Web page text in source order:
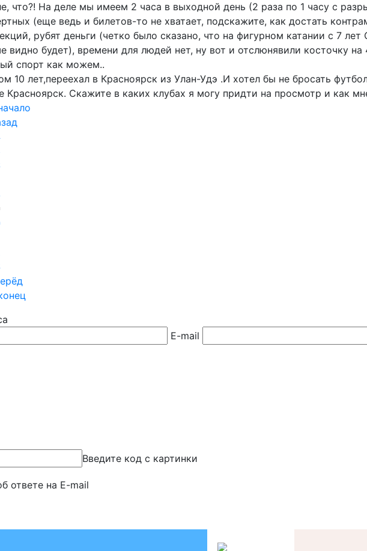
что?! На деле мы имеем 2 часа в выходной день (2 раза по 1 часу с
(еще ведь и билетов-то не хватает, подскажите, как достать
рубят деньги (четко было сказано, что на фигурном катании с 7
видно будет), времени для людей нет, ну вот и отслюнявили косточку
спорт как можем..
10 лет,переехал в Красноярск из Улан-Удэ .И хотел бы не бросать
Красноярск. Скажите в каких клубах я могу придти на просмотр и как
E-mail
Введите код с картинки
ответе на E-mail